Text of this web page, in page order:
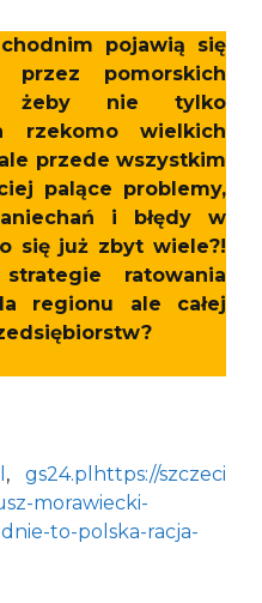
pojawią się
przez pomorskich
żeby nie tylko
rzekomo wielkich
przede wszystkim
palące problemy,
i błędy w
się już zbyt wiele?!
ratowania
regionu ale całej
,gs24.pl https://szczeci
morawiecki-
to-polska-racja-